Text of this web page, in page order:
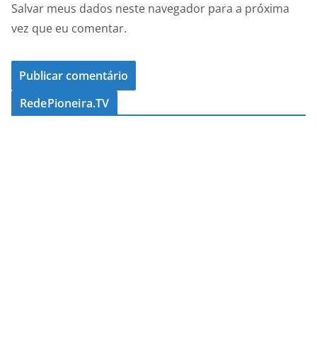
Salvar meus dados neste navegador para a próxima
vez que eu comentar.
RedePioneira.TV